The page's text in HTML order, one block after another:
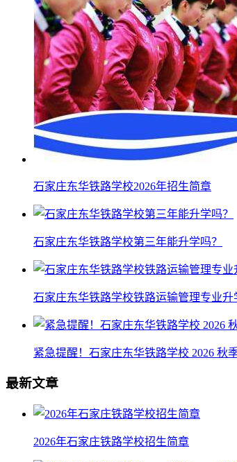
石家庄东华铁路学校2026年招生简章
石家庄东华铁路学校第三年能升学吗？
石家庄东华铁路学校铁路运输管理专业升
紧急提醒！石家庄东华铁路学校 2026 秋
最新文章
2026年石家庄铁路学校招生简章